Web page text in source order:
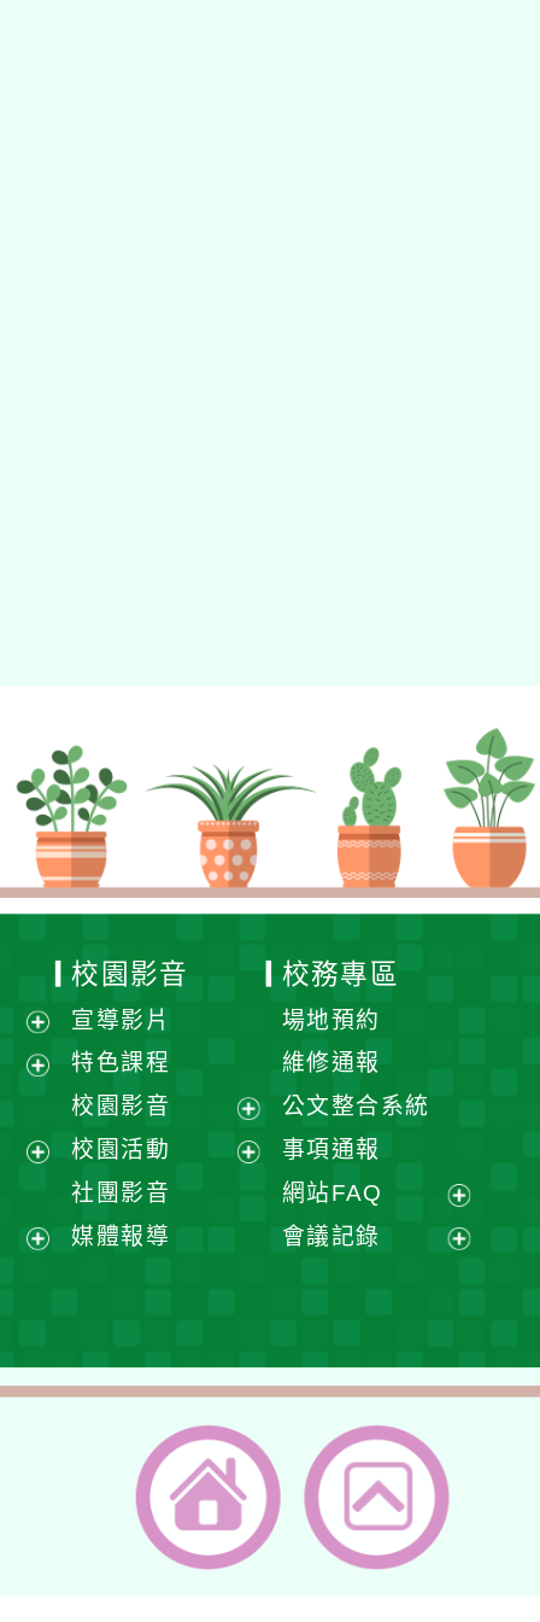
展
開
單
選
選
單
校園影音
宣導影片
特色課程
校園影音
展
校園活動
社團影音
媒體報導
校務專區
場地預約
維修通報
公文整合系統
事項通報
網站FAQ
展
開
會議記錄
單